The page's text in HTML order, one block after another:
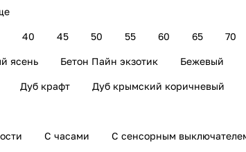
40 45 50 55 60 65 70
ясень Бетон Пайн экзотик Бежевый
Дуб крафт Дуб крымский коричневый
С часами С сенсорным